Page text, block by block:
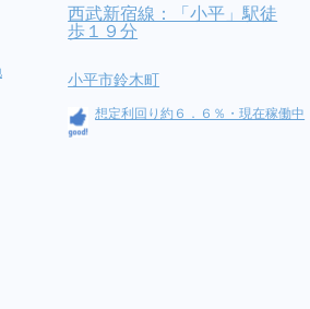
西武新宿線：「小平」駅徒
歩１９分
小平市鈴木町
想定利回り約６．６％・現在稼働中